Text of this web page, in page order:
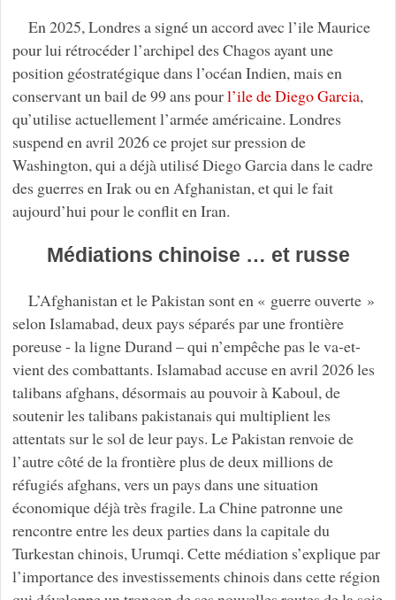
En 2025, Londres a signé un accord avec l’ile Maurice
pour lui rétrocéder l’archipel des Chagos ayant une
position géostratégique dans l’océan Indien, mais en
conservant un bail de 99 ans pourl’ile de Diego Garcia,
qu’utilise actuellement l’armée américaine. Londres
suspend en avril 2026 ce projet sur pression de
Washington, qui a déjà utilisé Diego Garcia dans le cadre
des guerres en Irak ou en Afghanistan, et qui le fait
aujourd’hui pour le conflit en Iran.
Médiations chinoise … et russe
L’Afghanistan et le Pakistan sont en « guerre ouverte »
selon Islamabad, deux pays séparés par une frontière
poreuse - la ligne Durand – qui n’empêche pas le va-et-
vient des combattants. Islamabad accuse en avril 2026 les
talibans afghans, désormais au pouvoir à Kaboul, de
soutenir les talibans pakistanais qui multiplient les
attentats sur le sol de leur pays. Le Pakistan renvoie de
l’autre côté de la frontière plus de deux millions de
réfugiés afghans, vers un pays dans une situation
économique déjà très fragile. La Chine patronne une
rencontre entre les deux parties dans la capitale du
Turkestan chinois, Urumqi. Cette médiation s’explique par
l’importance des investissements chinois dans cette région